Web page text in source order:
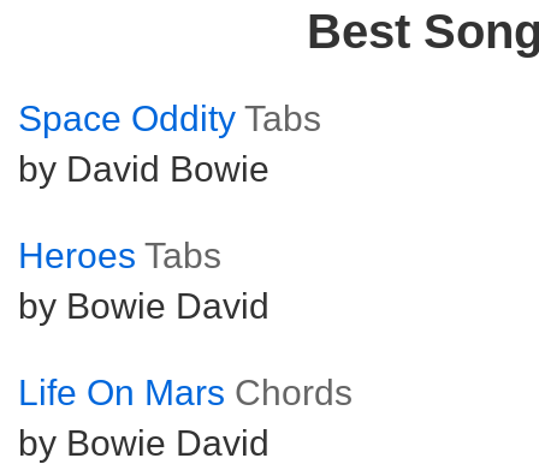
Best
Space Oddity Tabs
by David Bowie
Heroes Tabs
by Bowie David
Life On Mars Chords
by Bowie David